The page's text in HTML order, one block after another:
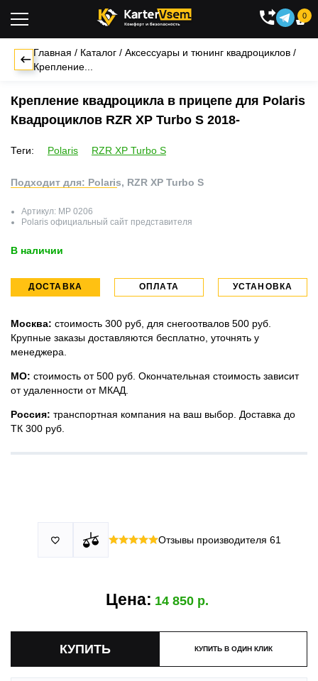

0
Главная / Каталог / Аксессуары и тюнинг квадроциклов /
Крепление...
Крепление квадроцикла в прицепе для Polaris
Квадроциклов RZR XP Turbo S 2018-
Теги: Polaris RZR XP Turbo S
Подходит для: Polaris, RZR XP Turbo S
Артикул: MP 0206
Polaris официальный сайт представителя
В наличии
ДОСТАВКА ОПЛАТА УСТАНОВКА
Москва: стоимость 300 руб, для снегоотвалов 500 руб.
Крупные заказы доставляются бесплатно, уточнять у
менеджера.
МО: стоимость от 500 руб. Окончательная стоимость зависит
от удаленности от МКАД.
Россия: транспортная компания на ваш выбор. Доставка до
ТК 300 руб.
По России: оплата производится до момента отгрузки в ТК.
скидка 25%
 Отзывы производителя 61
Цена: 14 850
КУПИТЬ В ОДИН КЛИК